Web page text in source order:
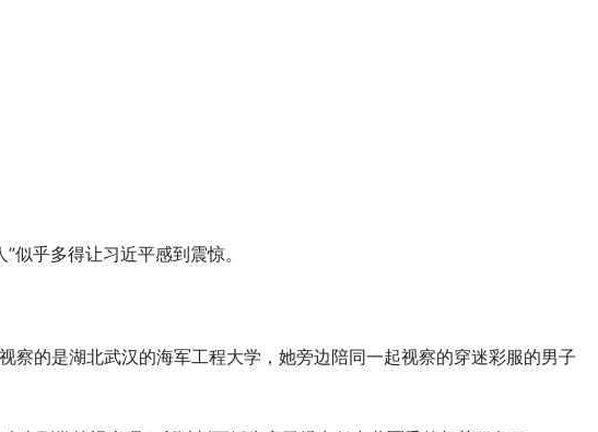
乎多得让习近平感到震惊。
的是湖北武汉的海军工程大学，她旁边陪同一起视察的穿迷彩服的男子